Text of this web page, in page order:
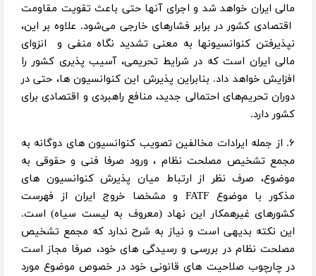
مالی ایران خواهد شد و اجرای آنها حتی باعث تقویت مقاومت
اقتصادی کشور در برابر فشارهای خارجی می‌شود. علاوه بر این،
نپذیرفتن کنوانسیونها به معنی تشدید نگاه منفی و انزوای
مالی ایران است که در شرایط تحریمی، آسیب پذیری کشور را
افزایش خواهد داد. بنابراین پذیرش این کنوانسیون ‌ها، حتی در
دوران تحریم‌های احتمالی جدید، منافع راهبردی و اقتصادی برای
کشور دارد.
۶. از جمله ایرادات مخالفین تصویب کنوانسیون های دوگانه به
مجمع تشخیص مصلحت نظام ، ورود صرفا فنی و حقوقی به
موضوع، صرف نظر از ارتباط میان پذیرش کنوانسیون های
مذکور با موضوع FATF و مشخصا خروج ایران از فهرست
کشورهای غیرهمکار این نهاد (معروف به لیست سیاه) است.
این نکته بدیهی است و نیاز به شرح ندارد که مجمع تشخیص
مصلحت نظام در بررسی و رسیدگی های خود، صرفا مجاز است
در چارچوب صلاحیت های قانونی خود در خصوص موضوع مورد